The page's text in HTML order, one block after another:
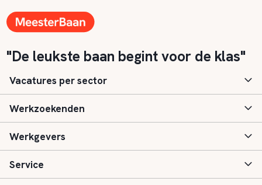
"De leukste baan begint voor de klas"
Vacatures per sector
Basisonderwijs
Speciaal (basis) onderwijs
Voortgezet onderwijs
Werkzoekenden
Aanmelden
Vacatures
Werkgevers
Inloggen
Service